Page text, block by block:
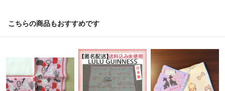
他のサイトでは2300の評価をいただきました
最近、普通郵便での発送の場合、到着まで日数がかかることもあります
こちらの商品もおすすめです